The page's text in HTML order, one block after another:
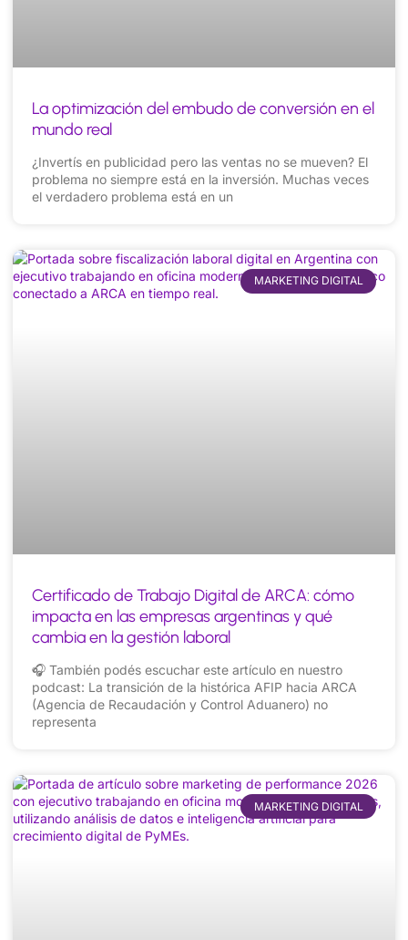
La optimización del embudo de conversión en el
mundo real
¿Invertís en publicidad pero las ventas no se mueven? El
problema no siempre está en la inversión. Muchas veces
el verdadero problema está en un
MARKETING DIGITAL
Certificado de Trabajo Digital de ARCA: cómo
impacta en las empresas argentinas y qué
cambia en la gestión laboral
🎧 También podés escuchar este artículo en nuestro
podcast: La transición de la histórica AFIP hacia ARCA
(Agencia de Recaudación y Control Aduanero) no
representa
MARKETING DIGITAL